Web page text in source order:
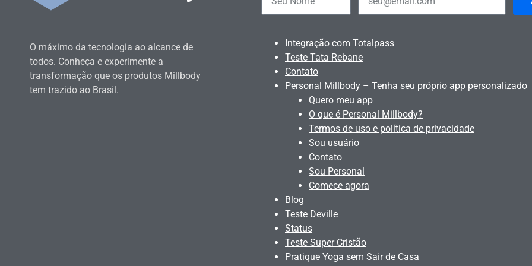
O máximo da tecnologia ao alcance de
todos. Conheça e experimente a
transformação que os produtos Millbody
tem trazido ao Brasil.
Integração com Totalpass
Teste Tata Rebane
Contato
Personal Millbody – Tenha seu próprio app personalizado
Quero meu app
O que é Personal Millbody?
Termos de uso e política de privacidade
Sou usuário
Contato
Sou Personal
Comece agora
Blog
Teste Deville
Status
Teste Super Cristão
Pratique Yoga sem Sair de Casa